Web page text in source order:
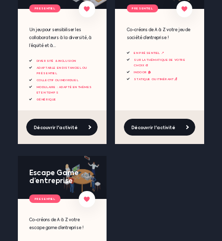
Un jeu pour sensibiliser les
collaborateurs à la diversité, à
l’équité et à...
DIVERSITÉ & INCLUSION
ADAPTABLE EN DISTANCIEL OU
PRÉSENTIEL
COLLECTIF OU INDIVIDUEL
MODULAIRE : ADAPTÉ EN THÈMES
ET EN TEMPS
GÉNÉRIQUE
Découvrir l'activité
PRESENTIEL
Co-créons de A à Z votre jeu de
société d’entreprise !
EN PRÉSENTIEL 📍
SUR LA THÉMATIQUE DE VOTRE
CHOIX 🎨
INDOOR 🏠
STATIQUE OU ITINÉRANT 🪑
Découvrir l'activité
PRESENTIEL
Escape Game
d’entreprise
Co-créons de A à Z votre
escape game d’entreprise !
PRESENTIEL